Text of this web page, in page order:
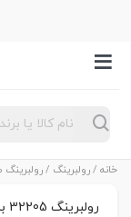
Products
search
خانه /رولبرینگ /
رولبرینگ 32205 برند ALPHA